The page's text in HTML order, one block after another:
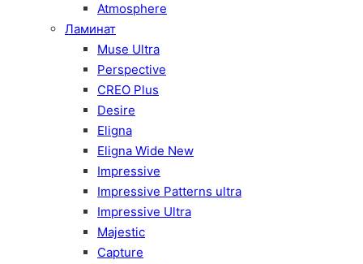
Atmosphere
Ламинат
Muse Ultra
Perspective
CREO Plus
Desire
Eligna
Eligna Wide New
Impressive
Impressive Patterns ultra
Impressive Ultra
Majestic
Capture